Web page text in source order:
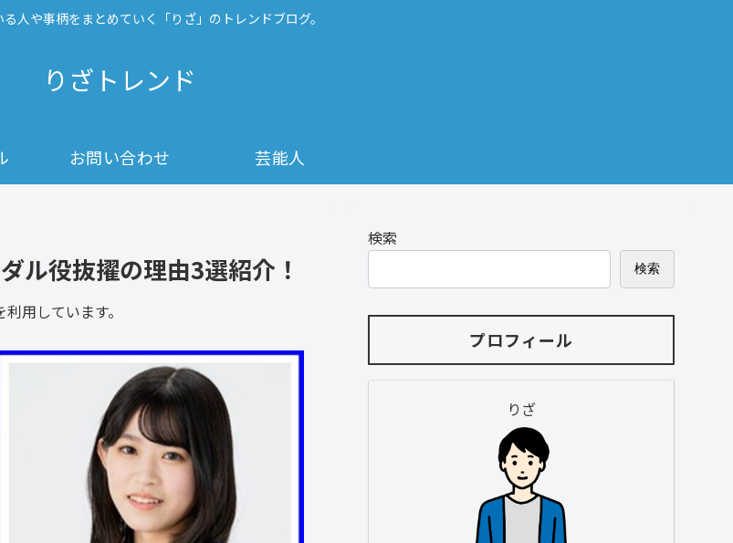
人や事柄をまとめていく「りざ」のトレンドブログ。
りざトレンド
お問い合わせ 芸能人
ル役抜擢の理由3選紹介！
用しています。
検索
検索
プロフィール
りざ